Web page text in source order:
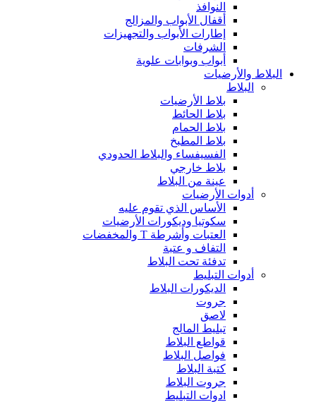
النوافذ
أقفال الأبواب والمزالج
إطارات الأبواب والتجهيزات
الشرفات
أبواب وبوابات علوية
البلاط والأرضيات
البلاط
بلاط الأرضيات
بلاط الحائط
بلاط الحمام
بلاط المطبخ
الفسيفساء والبلاط الحدودي
بلاط خارجي
عينة من البلاط
أدوات الأرضيات
الأساس الذي تقوم عليه
سكوتيا وديكورات الأرضيات
العتبات وأشرطة T والمخفضات
التفاف و عتبة
تدفئة تحت البلاط
أدوات التبليط
الديكورات البلاط
جروت
لاصق
تبليط المالج
قواطع البلاط
فواصل البلاط
كتبة البلاط
جروت البلاط
ادوات التبليط